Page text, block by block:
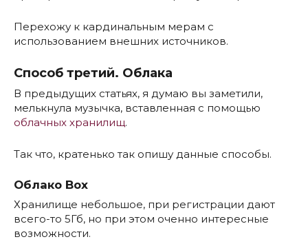
Перехожу к кардинальным мерам с
использованием внешних источников.
Способ третий. Облака
В предыдущих статьях, я думаю вы заметили,
мелькнула музычка, вставленная с помощью
облачных хранилищ.
Так что, кратенько так опишу данные способы.
Облако Box
Хранилище небольшое, при регистрации дают
всего-то 5Гб, но при этом оченно интересные
возможности.